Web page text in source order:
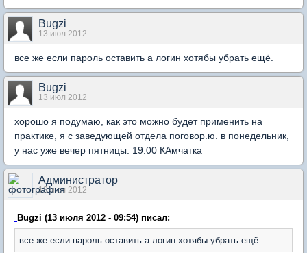
Bugzi
13 июл 2012
все же если пароль оставить а логин хотябы убрать ещё.
Bugzi
13 июл 2012
хорошо я подумаю, как это можно будет применить на
практике, я с заведующей отдела поговор.ю. в понедельник,
у нас уже вечер пятницы. 19.00 КАмчатка
Администратор
13 июл 2012
Bugzi (13 июля 2012 - 09:54) писал:
все же если пароль оставить а логин хотябы убрать ещё.